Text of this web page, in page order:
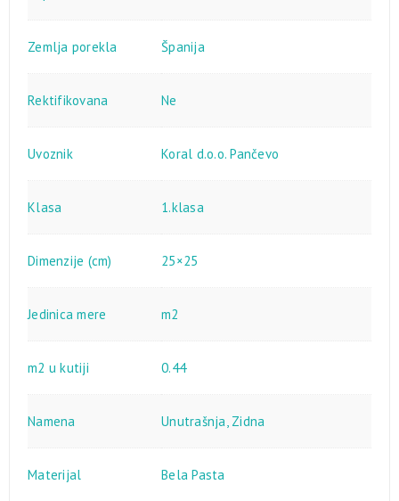
Zemlja porekla Španija
Rektifikovana Ne
Uvoznik Koral d.o.o. Pančevo
Klasa 1.klasa
Dimenzije (cm) 25×25
Jedinica mere m2
m2 u kutiji 0.44
Namena Unutrašnja, Zidna
Materijal Bela Pasta